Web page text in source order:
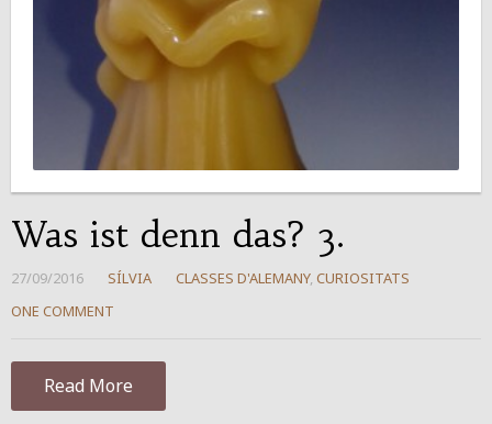
Was ist denn das? 3.
27/09/2016 SÍLVIA CLASSES D'ALEMANY, CURIOSITATS
ONE COMMENT
Read More